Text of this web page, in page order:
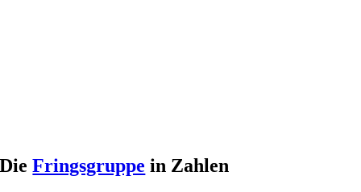
DieFringsgruppe in Zahlen